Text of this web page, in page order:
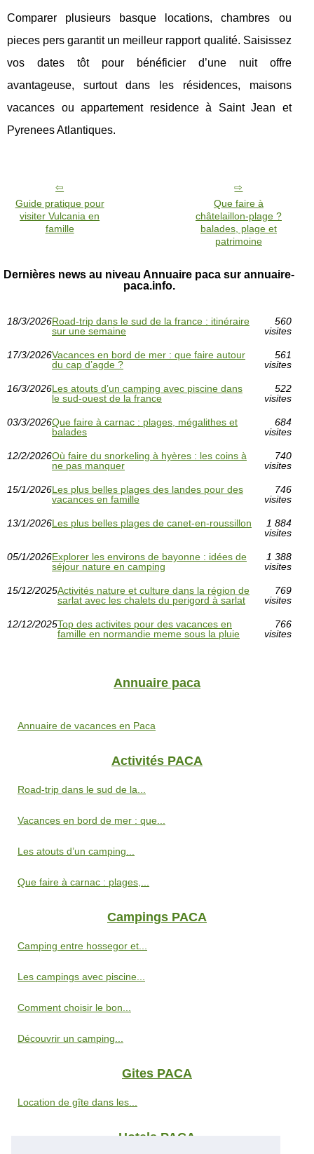
Comparer plusieurs basque locations, chambres ou
pieces pers garantit un meilleur rapport qualité. Saisissez
vos dates tôt pour bénéficier d’une nuit offre
avantageuse, surtout dans les résidences, maisons
vacances ou appartement residence à Saint Jean et
Pyrenees Atlantiques.
Guide pratique pour
visiter Vulcania en
famille
Que faire à
châtelaillon-plage ?
balades, plage et
patrimoine
Dernières news au niveau Annuaire paca sur annuaire-
paca.info.
18/3/2026Road-trip dans le sud de la france : itinéraire
sur une semaine
560
visites
17/3/2026Vacances en bord de mer : que faire autour
du cap d’agde ?
561
visites
16/3/2026Les atouts d’un camping avec piscine dans
le sud-ouest de la france
522
visites
03/3/2026Que faire à carnac : plages, mégalithes et
balades
684
visites
12/2/2026Où faire du snorkeling à hyères : les coins à
ne pas manquer
740
visites
15/1/2026Les plus belles plages des landes pour des
vacances en famille
746
visites
13/1/2026Les plus belles plages de canet-en-roussillon
1 884
visites
05/1/2026Explorer les environs de bayonne : idées de
séjour nature en camping
1 388
visites
15/12/2025Activités nature et culture dans la région de
sarlat avec les chalets du perigord à sarlat
769
visites
12/12/2025Top des activites pour des vacances en
famille en normandie meme sous la pluie
766
visites
Annuaire paca
Annuaire de vacances en Paca
Activités PACA
Road-trip dans le sud de la...
Vacances en bord de mer : que...
Les atouts d’un camping...
Que faire à carnac : plages,...
Campings PACA
Camping entre hossegor et...
Les campings avec piscine...
Comment choisir le bon...
Découvrir un camping...
Gites PACA
Location de gîte dans les...
Hotels PACA